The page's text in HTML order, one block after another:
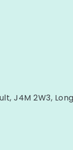
J4M 2W3,